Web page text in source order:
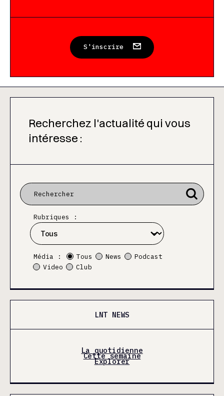
S'inscrire
Recherchez l'actualité qui vous
intéresse :
Rubriques :
Média : Tous News
Podcast
Video
Club
LNT NEWS
La quotidienne
Cette semaine
Explorer